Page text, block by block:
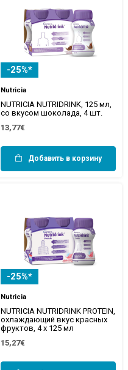
-25%*
Nutricia
NUTRICIA NUTRIDRINK, 125 мл,
со вкусом шоколада, 4 шт.
13,77€
Добавить в корзину
-25%*
Nutricia
NUTRICIA NUTRIDRINK PROTEIN,
охлаждающий вкус красных
фруктов, 4 x 125 мл
15,27€